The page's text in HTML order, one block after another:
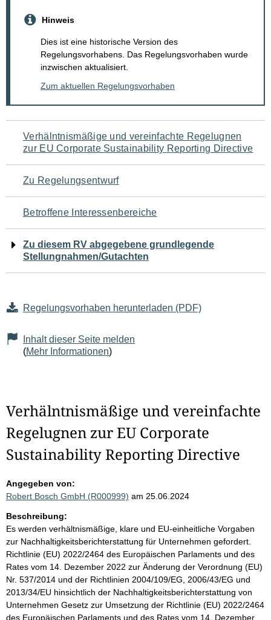
Hinweis
Dies ist eine historische Version des
Regelungsvorhabens. Das Regelungsvorhaben wurde
inzwischen aktualisiert.
Zum aktuellen Regelungsvorhaben
Navigation
für
den
Seiteninhalt
Verhälntnismäßige und vereinfachte Regelugnen
zur EU Corporate Sustainability Reporting Directive
Zu Regelungsentwurf
Betroffene Interessenbereiche
Zu diesem RV abgegebene grundlegende
Stellungnahmen/Gutachten
Regelungsvorhaben herunterladen (PDF)
Inhalt dieser Seite melden
(Mehr Informationen)
Verhälntnismäßige und vereinfachte
Regelugnen zur EU Corporate
Sustainability Reporting Directive
Angegeben von:
Robert Bosch GmbH (R000999) am 25.06.2024
Beschreibung:
Es werden verhältnismäßige, klare und EU-einheitliche Vorgaben
zur Nachhaltigkeitsberichterstattung für Unternehmen gefordert.
Richtlinie (EU) 2022/2464 des Europäischen Parlaments und des
Rates vom 14. Dezember 2022 zur Änderung der Verordnung (EU)
Nr. 537/2014 und der Richtlinien 2004/109/EG, 2006/43/EG und
2013/34/EU hinsichtlich der Nachhaltigkeitsberichterstattung von
Unternehmen Gesetz zur Umsetzung der Richtlinie (EU) 2022/2464
des Europäischen Parlaments und des Rates vom 14. Dezember